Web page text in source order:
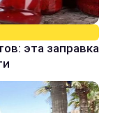
эта заправка